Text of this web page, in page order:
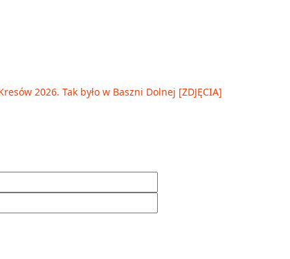
2026. Tak było w Baszni Dolnej [ZDJĘCIA]